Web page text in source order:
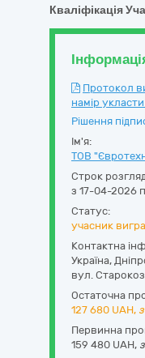
Кваліфікація
Протокол
намір
Рішення
Ім'я:
ТОВ
Строк
з 17-04-2026
Статус:
учасник
Контактна
Україна,
вул.
Остаточна
127 680 UAH,
Первинна
159 480 UAH,